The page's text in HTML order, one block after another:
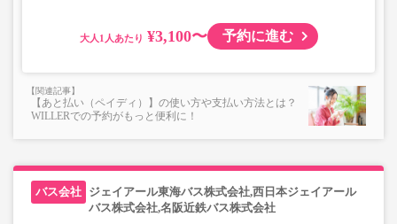
・AM1時～5時の間はシステムメンテナンスの為ご予約が
・在庫の状況はリアルタイムの表示ではございません。
※売り切れの場合でも残数が表示される場合がありま
す。
・一部取り扱いのない停留所がある場合がございます。
大人 ¥3,100〜 予約に進む
【あと払い（ペイディ）】の使い方や支払い方法とは？
WILLERでの予約がもっと便利に！
ジェイアール東海バス株式会社,西日本ジェイアール
バス株式会社,名阪近鉄バス株式会社